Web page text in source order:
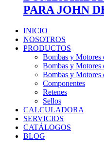
PARA JOHN
INICIO
NOSOTROS
PRODUCTOS
Bombas y Motores
Bombas y Motores
Bombas y Motores
Componentes
Retenes
Sellos
CALCULADORA
SERVICIOS
CATÁLOGOS
BLOG